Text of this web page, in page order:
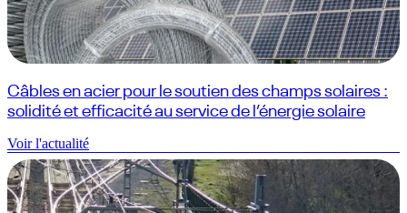
Câbles en acier pour le soutien des champs solaires :
solidité et efficacité au service de l’énergie solaire
Voir l'actualité